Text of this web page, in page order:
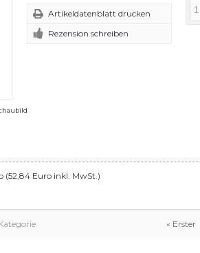
Artikeldatenblatt drucken
Rezension schreiben
(52,84 Euro inkl. MwSt.)
« Erster